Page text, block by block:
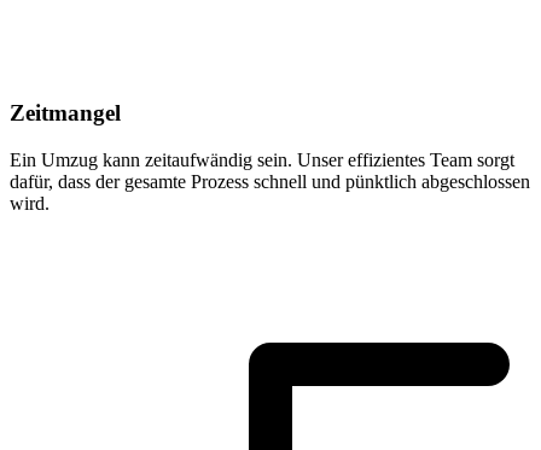
Zeitmangel
Ein Umzug kann zeitaufwändig sein. Unser effizientes Team sorgt
dafür, dass der gesamte Prozess schnell und pünktlich abgeschlossen
wird.